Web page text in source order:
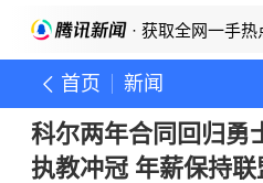
· 获取全网一手热
首页 新闻
科尔两年合同回归勇
执教冲冠 年薪保持联